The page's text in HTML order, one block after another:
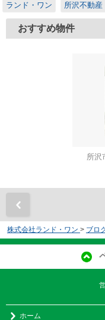
ランド・ワン
所沢不動産
おすすめ物件
所沢
株式会社ランド・ワン > ブロ
ホーム